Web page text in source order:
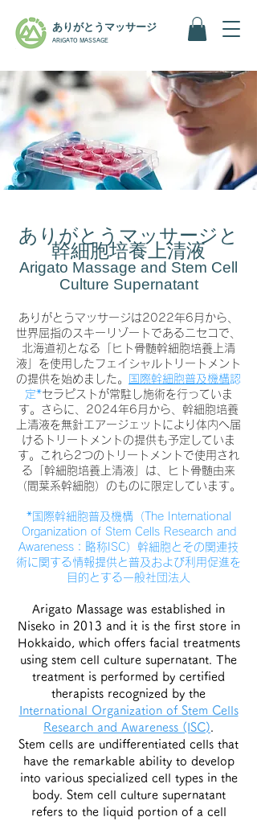
ありがとうマッサージ
ARIGATO MASSAGE
ありがとうマッサージと
幹細胞培養上清液
​Arigato Massage and Stem Cell
Culture Supernatant
ありがとうマッサージは2022年6月から、
世界屈指のスキーリゾートであるニセコで、
北海道初となる「ヒト骨髄幹細胞培養上清
液」を使用したフェイシャルトリートメント
の提供を始めました。
国際幹細胞普及機構認
定*セラピストが常駐し施術を行っていま
す。さらに、2024年6月から、幹細胞培養
上清液を無針エアージェットにより体内へ届
けるトリートメントの提供も予定していま
す。これら2つのトリートメントで使用され
る「幹細胞培養上清液」は、ヒト骨髄由来
（間葉系幹細胞）のものに限定しています。
*国際幹細胞普及機構（The International
Organization of Stem Cells Research and
Awareness：略称ISC）幹細胞とその関連技
術に関する情報提供と普及および利用促進を
目的とする一般社団法人
Arigato Massage was established in
Niseko in 2013 and it is the first store in
Hokkaido, which offers facial treatments
using stem cell culture supernatant. The
treatment is performed by certified
therapists recognized by the
International Organization of Stem Cells
Research and Awareness (ISC)
Stem cells are undifferentiated cells that
have the remarkable ability to develop
into various specialized cell types in the
body. Stem cell culture supernatant
refers to the liquid portion of a cell